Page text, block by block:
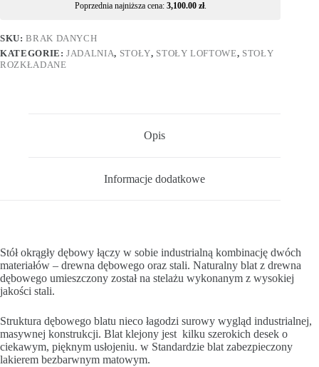
Poprzednia najniższa cena: 3,100.00 zł.
SKU:BRAK DANYCH
KATEGORIE:JADALNIA, STOŁY, STOŁY LOFTOWE, STOŁY
ROZKŁADANE
Opis
Informacje dodatkowe
Stół okrągły dębowy łączy w sobie industrialną kombinację dwóch
materiałów – drewna dębowego oraz stali. Naturalny blat z drewna
dębowego umieszczony został na stelażu wykonanym z wysokiej
jakości stali.
Struktura dębowego blatu nieco łagodzi surowy wygląd industrialnej,
masywnej konstrukcji. Blat klejony jest kilku szerokich desek o
ciekawym, pięknym usłojeniu. w Standardzie blat zabezpieczony
lakierem bezbarwnym matowym.